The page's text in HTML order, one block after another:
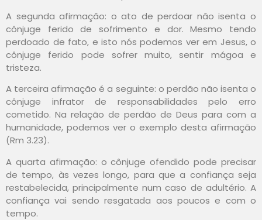
A segunda afirmação: o ato de perdoar não isenta o
cônjuge ferido de sofrimento e dor. Mesmo tendo
perdoado de fato, e isto nós podemos ver em Jesus, o
cônjuge ferido pode sofrer muito, sentir mágoa e
tristeza.
A terceira afirmação é a seguinte: o perdão não isenta o
cônjuge infrator de responsabilidades pelo erro
cometido. Na relação de perdão de Deus para com a
humanidade, podemos ver o exemplo desta afirmação
(Rm 3.23).
A quarta afirmação: o cônjuge ofendido pode precisar
de tempo, às vezes longo, para que a confiança seja
restabelecida, principalmente num caso de adultério. A
confiança vai sendo resgatada aos poucos e com o
tempo.